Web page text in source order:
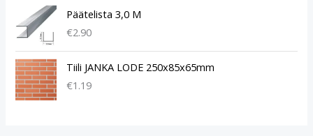
Päätelista 3,0 M
€2.90
Tiili JANKA LODE 250x85x65mm
€1.19